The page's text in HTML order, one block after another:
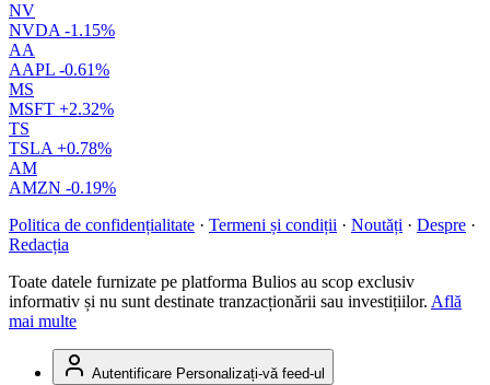
NV
NVDA -1.15%
AA
AAPL -0.61%
MS
MSFT +2.32%
TS
TSLA +0.78%
AM
AMZN -0.19%
Politica de confidențialitate · Termeni și condiții · Noutăți · Despre ·
Redacția
Toate datele furnizate pe platforma Bulios au scop exclusiv
informativ și nu sunt destinate tranzacționării sau investițiilor. Află
mai multe
Autentificare Personalizați-vă feed-ul